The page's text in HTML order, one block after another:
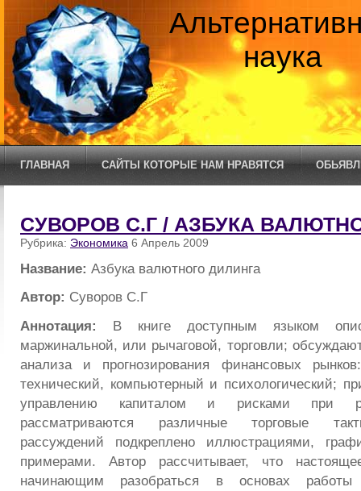
наука
ГЛАВНАЯ САЙТЫ КОТОРЫЕ НАМ НРАВЯТСЯ
СУВОРОВ С.Г / АЗБУКА
Рубрика: Экономика 6 Апрель 2009
Название: Азбука валютного дилинга
Автор: Суворов С.Г
Аннотация: В книге доступным языком
маржинальной, или рычаговой, торговли;
анализа и прогнозирования финансовых
технический, компьютерный и психологический;
управлению капиталом и рисками при
рассматриваются различные торговые
рассуждений подкреплено иллюстрациями,
примерами. Автор рассчитывает, что
начинающим разобраться в основах работы